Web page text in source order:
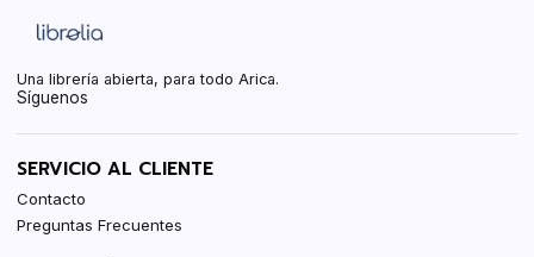
Una librería abierta, para todo Arica.
Síguenos
SERVICIO AL CLIENTE
Contacto
Preguntas Frecuentes